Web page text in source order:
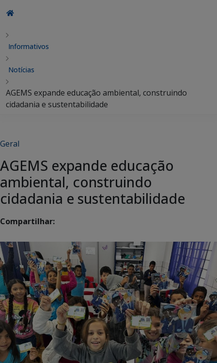
Informativos
Notícias
AGEMS expande educação ambiental, construindo
cidadania e sustentabilidade
Geral
AGEMS expande educação
ambiental, construindo
cidadania e sustentabilidade
Compartilhar: